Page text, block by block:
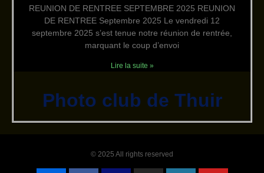
REUNION DE RENTREE SEPTEMBRE 2025 REUNION
DE RENTREE Septembre 2025 Le vendredi 12
septembre 2025 s’est tenue notre réunion de rentrée,
marquant le coup d’envoi
Lire la suite »
Photo club de Thuir
© 2025 All rights reserved